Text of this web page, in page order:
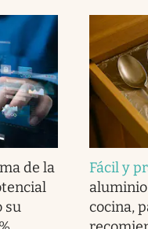
de la
su
Fácil y
cocina,